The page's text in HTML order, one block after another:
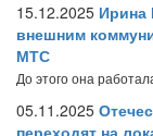
15.12.2025 Ирина
внешним
МТС
До этого она
05.11.2025
переходят на